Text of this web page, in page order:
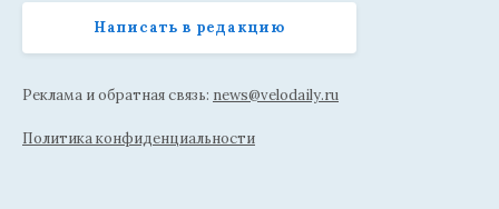
Написать в редакцию
Реклама и обратная связь: news@velodaily.ru
Политика конфиденциальности